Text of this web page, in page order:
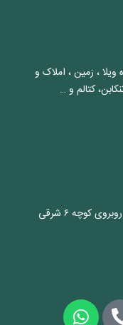
، زمین ، املاک و
کتالم و …